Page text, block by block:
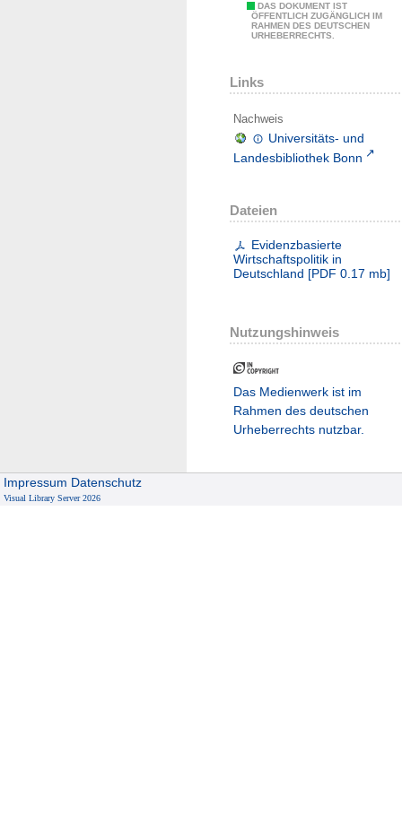
DAS DOKUMENT IST
ÖFFENTLICH ZUGÄNGLICH IM
RAHMEN DES DEUTSCHEN
URHEBERRECHTS.
Links
Nachweis
Universitäts- und
Landesbibliothek Bonn
Dateien
Evidenzbasierte
Wirtschaftspolitik in
Deutschland [PDF 0.17 mb]
Nutzungshinweis
Das Medienwerk ist im
Rahmen des deutschen
Urheberrechts nutzbar.
Impressum Datenschutz
Visual Library Server 2026